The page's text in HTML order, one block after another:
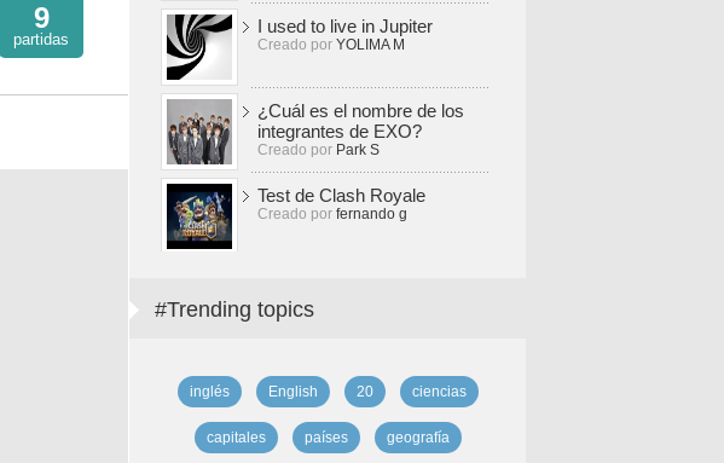
9
partidas
I used to live in Jupiter
Creado por YOLIMA M
¿Cuál es el nombre de los
integrantes de EXO?
Creado por Park S
Test de Clash Royale
Creado por fernando g
#Trending topics
inglés English 20 ciencias
capitales países geografía